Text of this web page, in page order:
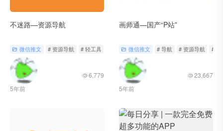
不迷路—资源导航
微信推文 # 资源导航 # 轻工具 # 轻工具官网
5年前
6,779
画师通—国产“P站”
微信推文 # 导航 # 资源导航 # 轻
5年前
23,667